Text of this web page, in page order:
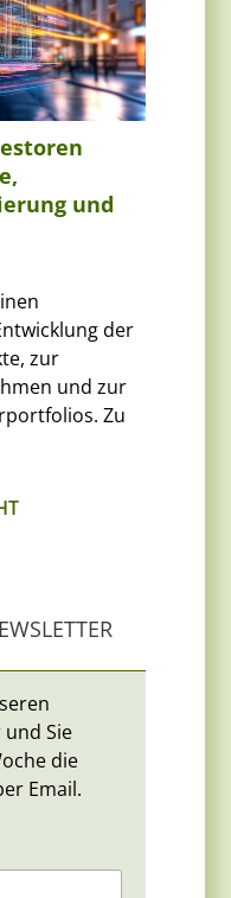
und
der
zur
und zur
Zu
Sie
die
Email.